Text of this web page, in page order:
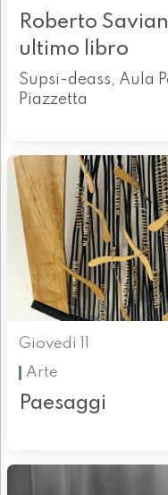
Roberto
ultimo libro
Supsi-deass, Aula
Piazzetta
Giovedì 11
Arte
Paesaggi